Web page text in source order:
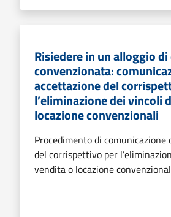
Risiedere in un alloggio
convenzionata:
accettazione del
l’eliminazione dei vincoli
locazione convenzionali
Procedimento di comunicazione
del corrispettivo per
vendita o locazione